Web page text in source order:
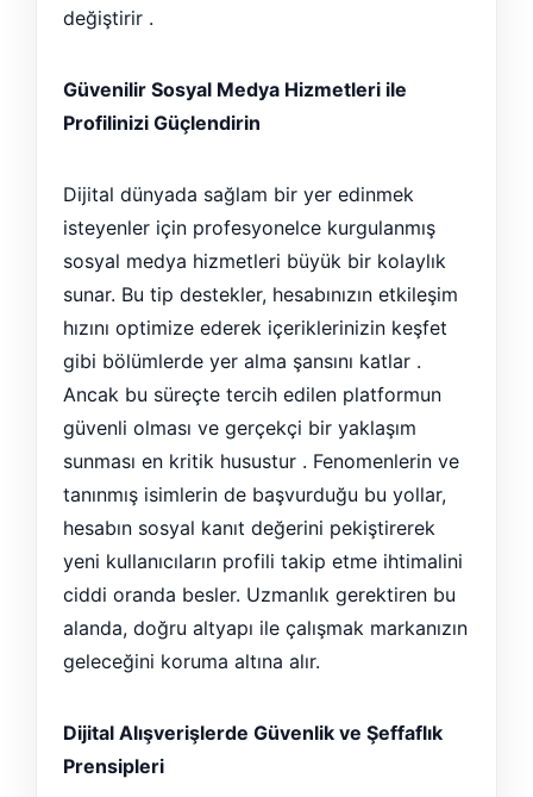
değiştirir .
Güvenilir Sosyal Medya Hizmetleri ile
Profilinizi Güçlendirin
Dijital dünyada sağlam bir yer edinmek
isteyenler için profesyonelce kurgulanmış
sosyal medya hizmetleri büyük bir kolaylık
sunar. Bu tip destekler, hesabınızın etkileşim
hızını optimize ederek içeriklerinizin keşfet
gibi bölümlerde yer alma şansını katlar .
Ancak bu süreçte tercih edilen platformun
güvenli olması ve gerçekçi bir yaklaşım
sunması en kritik husustur . Fenomenlerin ve
tanınmış isimlerin de başvurduğu bu yollar,
hesabın sosyal kanıt değerini pekiştirerek
yeni kullanıcıların profili takip etme ihtimalini
ciddi oranda besler. Uzmanlık gerektiren bu
alanda, doğru altyapı ile çalışmak markanızın
geleceğini koruma altına alır.
Dijital Alışverişlerde Güvenlik ve Şeffaflık
Prensipleri